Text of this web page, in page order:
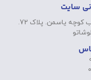
سایت
خیابان حافظ. خیابان نوفل لوشاتو. جنب کوچه یاسمن. پلاک 72.